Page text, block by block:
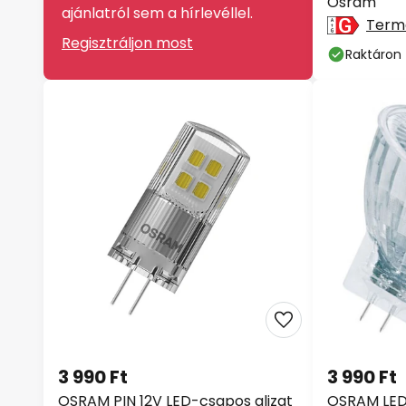
ajánlatról sem a hírlevéllel.
Regisztráljon most
Raktáron
OSRAM PIN 12V LED-csapos aljzat
3 990 Ft
OSRAM
3 990 Ft